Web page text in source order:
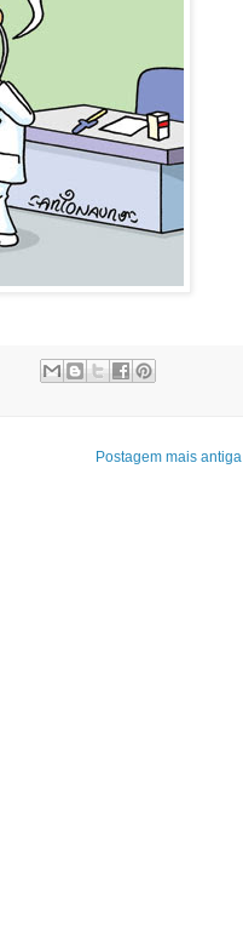
Postagem mais antiga